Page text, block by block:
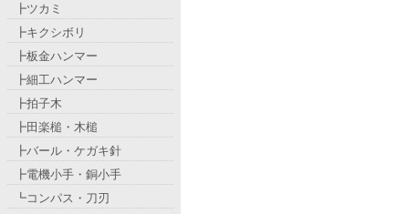
┣ツカミ
┣キクシボリ
┣板金ハンマー
┣細工ハンマー
┣拍子木
┣田楽槌・木槌
┣バール・ケガキ針
┣電機小手・銅小手
┗コンパス・刀刃